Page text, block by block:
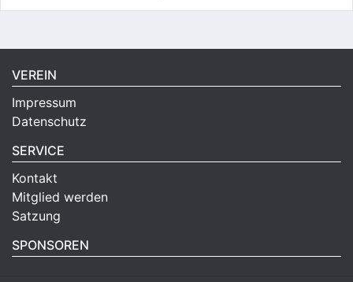
VEREIN
Impressum
Datenschutz
SERVICE
Kontakt
Mitglied werden
Satzung
SPONSOREN